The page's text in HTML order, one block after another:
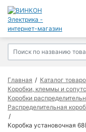
Главная Каталог
Коробки, клеммы и
Коробки
Распределительная
Коробка установочная